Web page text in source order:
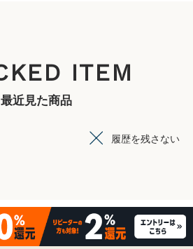
ITEM
最近見た商品
履歴を残さない